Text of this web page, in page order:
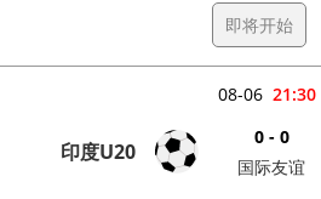
即将开始
21:30
08-06
印度U20
0 - 0
国际友谊